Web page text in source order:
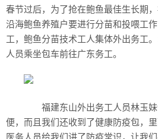
春节过后，为了抢在鲍鱼最佳生长期
沿海鲍鱼养殖户要进行分苗和投喂工
工，鲍鱼分苗技术工人集体外出务工
人员乘坐包车前往广东务工。
福建东山外出务工人员林玉妹
便，而且我们还收到了健康防疫包，